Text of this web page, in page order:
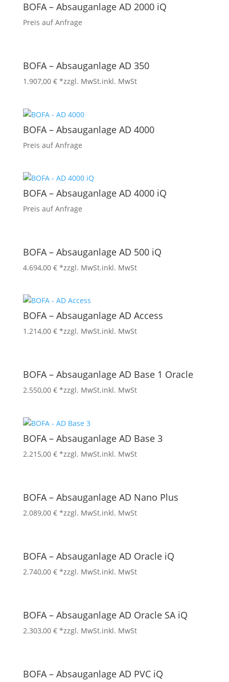
BOFA – Absauganlage AD 2000 iQ
Preis auf Anfrage
BOFA – Absauganlage AD 350
1.907,00 € *zzgl. MwSt.inkl. MwSt
BOFA – Absauganlage AD 4000
Preis auf Anfrage
BOFA – Absauganlage AD 4000 iQ
Preis auf Anfrage
BOFA – Absauganlage AD 500 iQ
4.694,00 € *zzgl. MwSt.inkl. MwSt
BOFA – Absauganlage AD Access
1.214,00 € *zzgl. MwSt.inkl. MwSt
BOFA – Absauganlage AD Base 1 Oracle
2.550,00 € *zzgl. MwSt.inkl. MwSt
BOFA – Absauganlage AD Base 3
2.215,00 € *zzgl. MwSt.inkl. MwSt
BOFA – Absauganlage AD Nano Plus
2.089,00 € *zzgl. MwSt.inkl. MwSt
BOFA – Absauganlage AD Oracle iQ
2.740,00 € *zzgl. MwSt.inkl. MwSt
BOFA – Absauganlage AD Oracle SA iQ
2.303,00 € *zzgl. MwSt.inkl. MwSt
BOFA – Absauganlage AD PVC iQ